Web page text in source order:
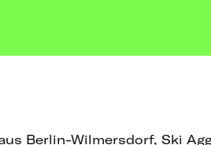
Berlin-Wilmersdorf, Ski